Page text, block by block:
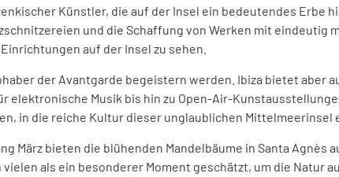
Künstler, die auf der Insel ein bedeutendes
und die Schaffung von Werken mit eindeutig
auf der Insel zu sehen.
der Avantgarde begeistern werden. Ibiza bietet aber
Musik bis hin zu Open-Air-
in die reiche Kultur dieser unglaublichen Mittelmeerinsel
März bieten die blühenden Mandelbäume in Santa
als ein besonderer Moment geschätzt, um die Natur